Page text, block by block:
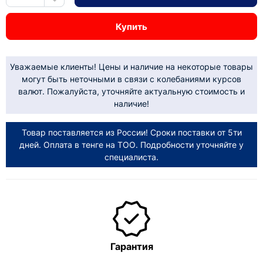
Купить
Уважаемые клиенты! Цены и наличие на некоторые товары
могут быть неточными в связи с колебаниями курсов
валют. Пожалуйста, уточняйте актуальную стоимость и
наличие!
Товар поставляется из России! Сроки поставки от 5ти
дней. Оплата в тенге на ТОО. Подробности уточняйте у
специалиста.
Гарантия